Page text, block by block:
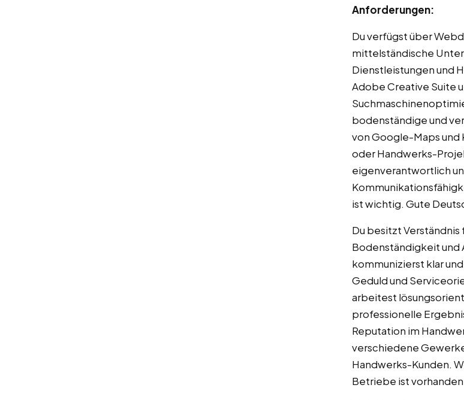
Anforderungen:
Du verfügst über
mittelständische
Dienstleistungen und
Adobe Creative Suite
bodenständige und
von Google-Maps und
oder Handwerks-
eigenverantwortlich
ist wichtig. Gute
Du besitzt
Bodenständigkeit und
kommunizierst klar
Geduld und
arbeitest
professionelle
Reputation im
verschiedene
Handwerks-Kunden.
Betriebe ist